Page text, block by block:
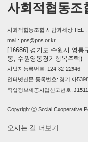
사회적협동조
사회적협동조합 사람과세상 TEL
mail : pns@pns.or.kr
[16686] 경기도 수원시 영통
동, 수원영통경기행복주택)
사업자등록번호: 124-82-22946
인터넷신문 등록번호: 경기,아
직업정보제공사업신고번호:
Copyright ⓒ Social Cooperative
오시는 길 더보기